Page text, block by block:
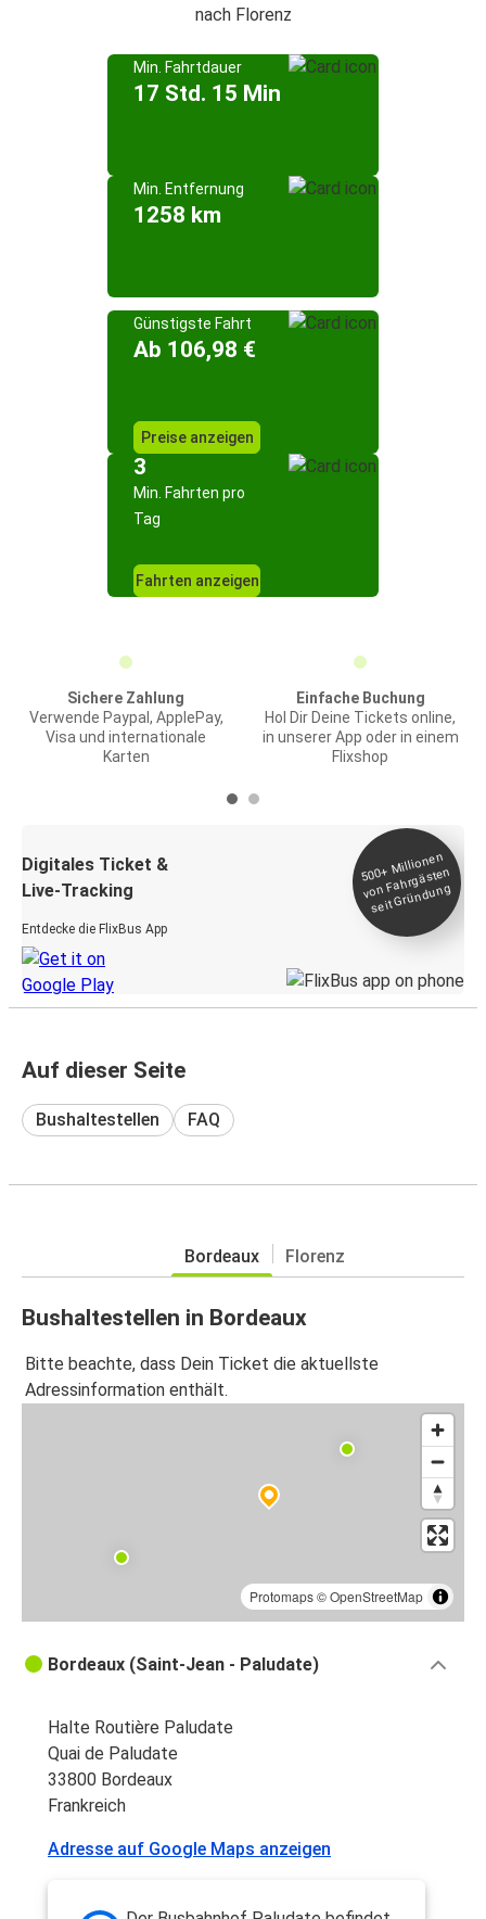
nach Florenz
Min. Fahrtdauer
17 Std. 15 Min
Min. Entfernung
1258 km
Günstigste Fahrt
Ab 106,98 €
Preise anzeigen
3
Min. Fahrten pro
Tag
Fahrten anzeigen
Sichere Zahlung
Verwende Paypal, ApplePay,
Visa und internationale
Karten
Einfache Buchung
Hol Dir Deine Tickets online,
in unserer App oder in einem
Flixshop
Digitales Ticket &
Live-Tracking
Entdecke die FlixBus App
500+
Millionen
von Fahrgästen
seit
Gründung
Auf dieser Seite
Bushaltestellen FAQ
Bordeaux Florenz
Bushaltestellen in Bordeaux
Bitte beachte, dass Dein Ticket die aktuellste
Adressinformation enthält.
Protomaps©OpenStreetMap
Bordeaux (Saint-Jean - Paludate)
Halte Routière Paludate
Quai de Paludate
33800 Bordeaux
Frankreich
Adresse auf Google Maps anzeigen